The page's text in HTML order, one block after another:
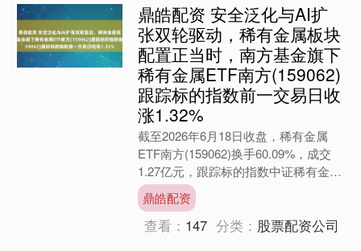
鼎皓配资 安全泛化与AI扩
张双轮驱动，稀有金属板块
配置正当时，南方基金旗下
稀有金属ETF南方(159062)
跟踪标的指数前一交易日收
涨1.32%
截至2026年6月18日收盘，稀有金属
ETF南方(159062)换手60.09%，成交
1.27亿元，跟踪标的指数中证稀有金属
主题指数(930632.CSI)涨1....
鼎皓配资
查看： 147 分类： 股票配资公司